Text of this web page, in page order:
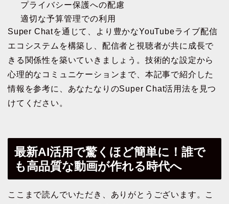
プライバシー保護への配慮
適切な予算管理での利用
Super Chatを通じて、より豊かなYouTubeライブ配信
エコシステムを構築し、配信者と視聴者が共に成長で
きる関係性を築いていきましょう。技術的な設定から
心理的なコミュニケーションまで、本記事で紹介した
情報を参考に、あなたなりのSuper Chat活用法を見つ
けてください。
最新AI活用で驚くほど簡単に！誰で
も高品質な動画が作れる時代へ
ここまで読んでいただき、ありがとうございます。こ